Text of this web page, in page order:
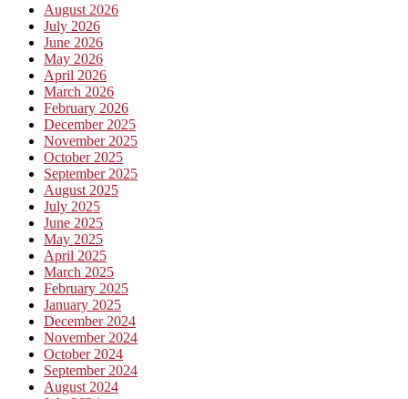
August 2026
July 2026
June 2026
May 2026
April 2026
March 2026
February 2026
December 2025
November 2025
October 2025
September 2025
August 2025
July 2025
June 2025
May 2025
April 2025
March 2025
February 2025
January 2025
December 2024
November 2024
October 2024
September 2024
August 2024